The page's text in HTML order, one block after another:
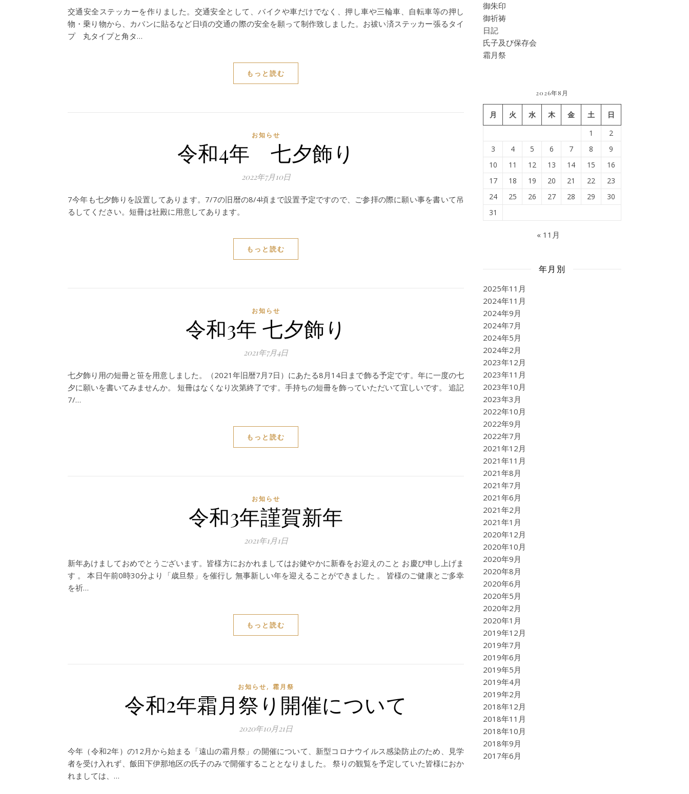
交通安全ステッカーを作りました。交通安全として、バイクや車だけでなく、押し車や三輪車、自転車等の押し
物・乗り物から、カバンに貼るなど日頃の交通の際の安全を願って制作致しました。お祓い済ステッカー張るタイ
プ 丸タイプと角タ…
もっと読む
お知らせ
令和4年 七夕飾り
2022年7月10日
7今年も七夕飾りを設置してあります。7/7の旧暦の8/4頃まで設置予定ですので、ご参拝の際に願い事を書いて吊
るしてください。短冊は社殿に用意してあります。
もっと読む
お知らせ
令和3年 七夕飾り
2021年7月4日
七夕飾り用の短冊と笹を用意しました。（2021年旧暦7月7日）にあたる8月14日まで飾る予定です。年に一度の七
夕に願いを書いてみませんか。 短冊はなくなり次第終了です。手持ちの短冊を飾っていただいて宜しいです。 追記
7/…
もっと読む
お知らせ
令和3年謹賀新年
2021年1月1日
新年あけましておめでとうございます。皆様方におかれましてはお健やかに新春をお迎えのこと お慶び申し上げま
す 。 本日午前0時30分より「歳旦祭」を催行し 無事新しい年を迎えることができました 。 皆様のご健康とご多幸
を祈…
もっと読む
お知らせ, 霜月祭
令和2年霜月祭り開催について
2020年10月21日
今年（令和2年）の12月から始まる「遠山の霜月祭」の開催について、新型コロナウイルス感染防止のため、見学
者を受け入れず、飯田下伊那地区の氏子のみで開催することとなりました。 祭りの観覧を予定していた皆様におか
れましては、…
御朱印
御祈祷
日記
氏子及び保存会
霜月祭
2026年8月
月 火 水 木 金 土
日
1
2
3
4 5 6 7 8
9
10
11 12 13 14 15
16
17
18 19 20 21 22
23
24
25 26 27 28 29
30
31
« 11月
年月別
2025年11月
2024年11月
2024年9月
2024年7月
2024年5月
2024年2月
2023年12月
2023年11月
2023年10月
2023年3月
2022年10月
2022年9月
2022年7月
2021年12月
2021年11月
2021年8月
2021年7月
2021年6月
2021年2月
2021年1月
2020年12月
2020年10月
2020年9月
2020年8月
2020年6月
2020年5月
2020年2月
2020年1月
2019年12月
2019年7月
2019年6月
2019年5月
2019年4月
2019年2月
2018年12月
2018年11月
2018年10月
2018年9月
2017年6月